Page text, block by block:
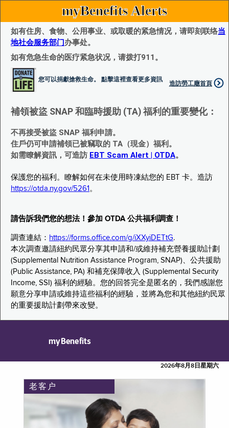
myBenefits Alerts
如有住房、食物、公用事业、或取暖的紧急情况，请即刻联络当
地社会服务部门办事处。
如有危急生命的医疗紧急状况，请拨打911。
您可以捐獻搶救生命。 點擊這裡查看更多資訊
造訪勞工廰首頁
補領被盜 SNAP 和臨時援助 (TA) 福利的重要變化：
不再接受被盜 SNAP 福利申請。
住戶仍可申請補領已被竊取的 TA（現金）福利。
如需瞭解資訊，可造訪 EBT Scam Alert | OTDA。
保護您的福利。瞭解如何在未使用時凍結您的 EBT 卡。造訪
https://otda.ny.gov/5261 。
請告訴我們您的想法！參加 OTDA 公共福利調查！
調查連結： https://forms.office.com/g/iXXyiDETtG.
本次調查邀請紐約民眾分享其申請和/或維持補充營養援助計劃
(Supplemental Nutrition Assistance Program, SNAP)、公共援助
(Public Assistance, PA) 和補充保障收入 (Supplemental Security
Income, SSI) 福利的經驗。您的回答完全是匿名的，我們感謝您
願意分享申請或維持這些福利的經驗，並將為您和其他紐約民眾
的重要援助計劃帶來改變。
myBenefits
2026年8月8日星期六
老客户